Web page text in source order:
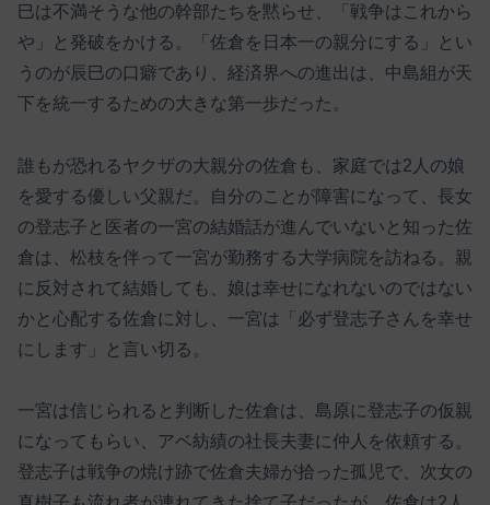
巳は不満そうな他の幹部たちを黙らせ、「戦争はこれから
や」と発破をかける。「佐倉を日本一の親分にする」とい
うのが辰巳の口癖であり、経済界への進出は、中島組が天
下を統一するための大きな第一歩だった。
誰もが恐れるヤクザの大親分の佐倉も、家庭では2人の娘
を愛する優しい父親だ。自分のことが障害になって、長女
の登志子と医者の一宮の結婚話が進んでいないと知った佐
倉は、松枝を伴って一宮が勤務する大学病院を訪ねる。親
に反対されて結婚しても、娘は幸せになれないのではない
かと心配する佐倉に対し、一宮は「必ず登志子さんを幸せ
にします」と言い切る。
一宮は信じられると判断した佐倉は、島原に登志子の仮親
になってもらい、アベ紡績の社長夫妻に仲人を依頼する。
登志子は戦争の焼け跡で佐倉夫婦が拾った孤児で、次女の